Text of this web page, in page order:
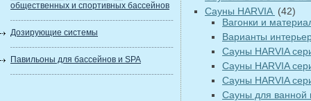
общественных и спортивных бассейнов
Дозирующие системы
Павильоны для бассейнов и SPA
Сауны HARVIA (42)
Вагонки и
Варианты
Сауны HARVIA
Сауны HARVIA
Сауны HARVIA
Сауны для ванной